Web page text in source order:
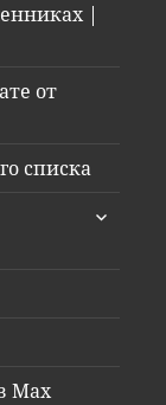
|
от
списка
раскрыть
Max